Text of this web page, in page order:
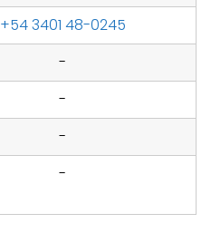
+54 3401 48-0245
-
-
-
-